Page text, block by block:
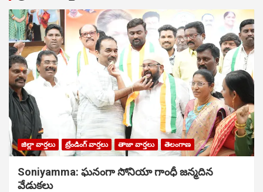
జిల్లా వార్తలు ట్రేండింగ్ వార్తలు తాజా వార్తలు తెలంగాణ
Soniyamma: ఘ‌నంగా సోనియా గాంధీ జ‌న్మ‌దిన
వేడుక‌లు